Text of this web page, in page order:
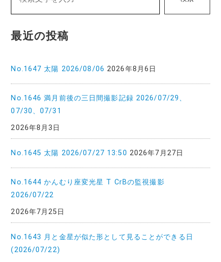
最近の投稿
No.1647 太陽 2026/08/06 2026年8月6日
No.1646 満月前後の三日間撮影記録 2026/07/29、
07/30、07/31
2026年8月3日
No.1645 太陽 2026/07/27 13:50 2026年7月27日
No.1644 かんむり座変光星 T CrBの監視撮影
2026/07/22
2026年7月25日
No.1643 月と金星が似た形として見ることができる日
(2026/07/22)